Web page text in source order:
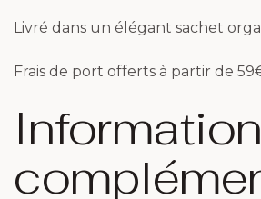
Livré dans un élégant sachet
Frais de port offerts à partir de